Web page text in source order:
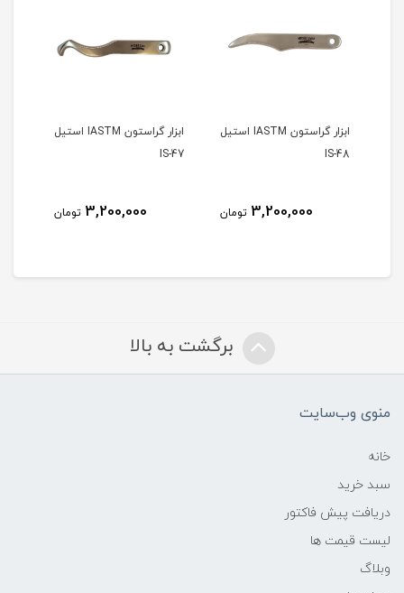
ابزار گراستون IASTM استیل
IS-48
3,200,000 تومان
ابزار گراستون IASTM استیل
IS-47
3,200,000 تومان
برگشت به بالا
منوی وب‌سایت
خانه
سبد خرید
دریافت پیش فاکتور
لیست قیمت ها
وبلاگ